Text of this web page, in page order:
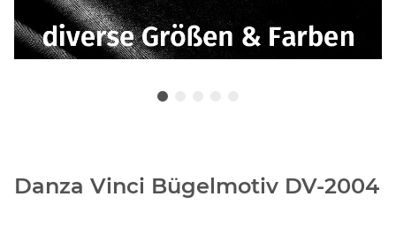
Danza Vinci Bügelmotiv DV-2004